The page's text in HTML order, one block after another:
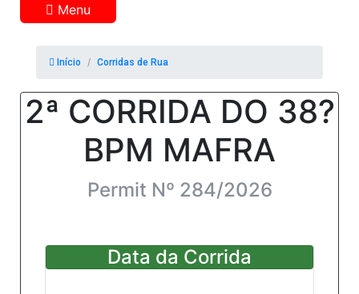
Menu
Início Corridas de Rua
2ª CORRIDA DO 38?
BPM MAFRA
Permit Nº 284/2026
Data da Corrida